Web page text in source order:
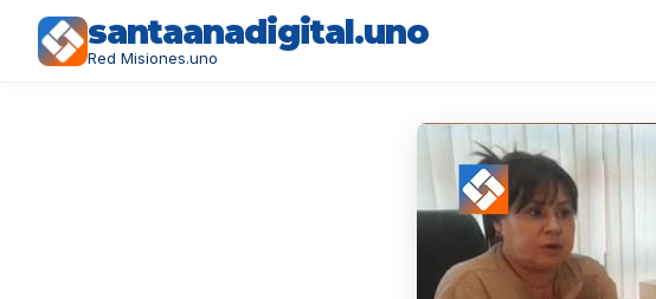
santaanadigital.uno
Red Misiones.uno